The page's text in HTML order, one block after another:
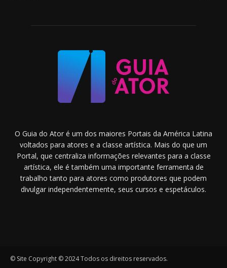
O Guia do Ator é um dos maiores Portais da América Latina
voltados para atores e a classe artística. Mais do que um
Portal, que centraliza informações relevantes para a classe
artística, ele é também uma importante ferramenta de
trabalho tanto para atores como produtores que podem
divulgar independentemente, seus cursos e espetáculos.
© Site Copyright © 2024 Todos os direitos reservados.